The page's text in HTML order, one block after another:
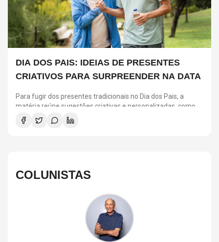
DIA DOS PAIS: IDEIAS DE PRESENTES
CRIATIVOS PARA SURPREENDER NA DATA
Para fugir dos presentes tradicionais no Dia dos Pais, a
matéria reúne sugestões criativas e personalizadas, como
vinis, cursos de gastronomia, assinaturas de café, ingressos
para shows, ensaios em família e experiências
COLUNISTAS